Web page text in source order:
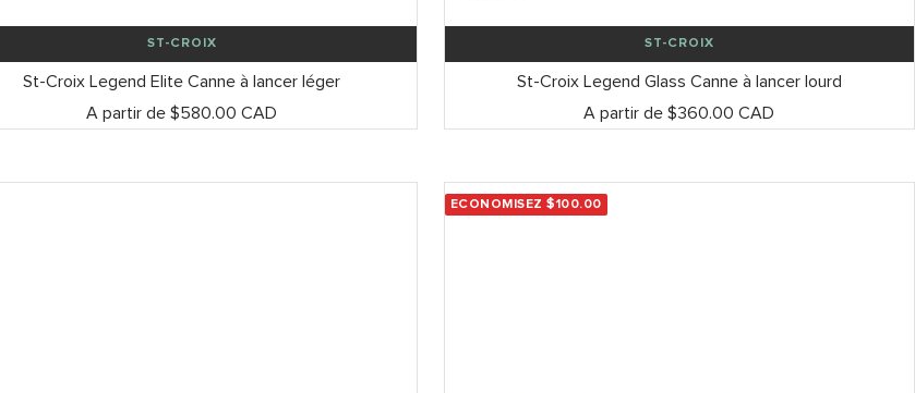
ST-CROIX
St-Croix Legend Elite Canne à lancer léger
Prix
A partir de $580.00 CAD
ST-CROIX
St-Croix Legend Glass Canne à lancer lourd
Prix
A partir de $360.00 CAD
ECONOMISEZ $100.00